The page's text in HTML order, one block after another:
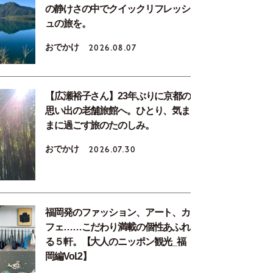
の静けさの中でクイックリフレッシ
ュの旅を。
おでかけ 2026.08.07
【広瀬裕子さん】23年ぶりに京都の
思い出の老舗旅館へ。ひとり、気ま
まに過ごす旅のたのしみ。
おでかけ 2026.07.30
福岡発のファッション、アート、カ
フェ……こだわり満載の個性あふれ
る５軒。【大人のニッポン観光_福
岡編Vol.2】